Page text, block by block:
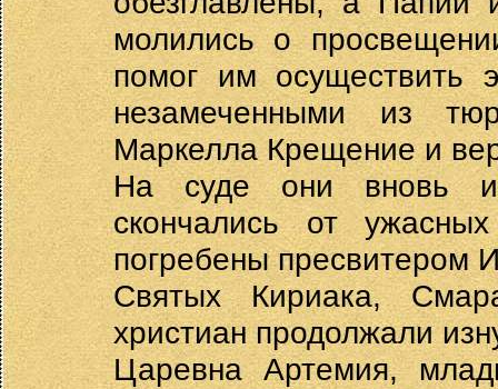
молились о
помог им осуществить
незамеченными из
Маркелла Крещение и
На суде они вновь
скончались от
погребены пресвитером
Святых Кириака,
христиан продолжали
Царевна Артемия,